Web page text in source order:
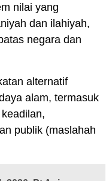
nilai yang
dan ilahiyah,
negara dan
alternatif
alam, termasuk
publik (maslahah